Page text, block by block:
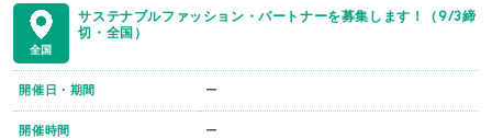
全国
サステナブルファッション・パートナーを募集します！（9/3締
切・全国）
開催日・期間 ー
開催時間 ー